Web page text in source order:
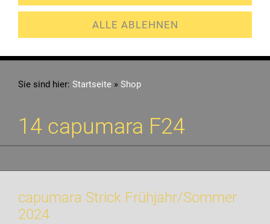
Sie sind hier: Startseite » Shop
14 capumara F24
capumara Strick Frühjahr/Sommer
2024
ALLE ABLEHNEN